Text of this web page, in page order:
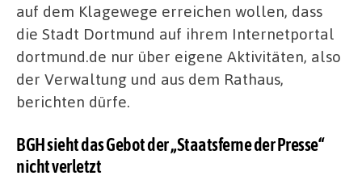
auf dem Klagewege erreichen wollen, dass
die Stadt Dortmund auf ihrem Internetportal
dortmund.de nur über eigene Aktivitäten, also
der Verwaltung und aus dem Rathaus,
berichten dürfe.
BGH sieht das Gebot der „Staatsferne der Presse“
nicht verletzt